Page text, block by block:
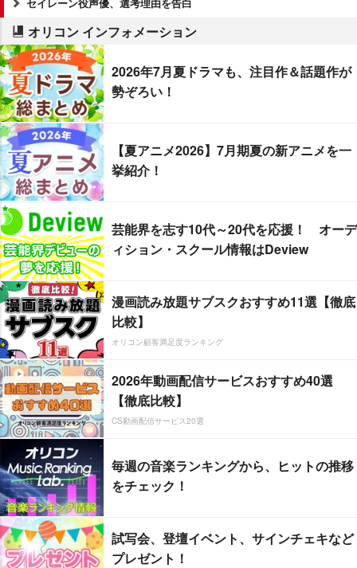
オリコン インフォメーション
2026年7月夏ドラマも、注目作＆話題作が
勢ぞろい！
【夏アニメ2026】7月期夏の新アニメを一
挙紹介！
芸能界を志す10代～20代を応援！ オーデ
ィション・スクール情報はDeview
漫画読み放題サブスクおすすめ11選【徹底
比較】
オリコン顧客満足度ランキング
2026年動画配信サービスおすすめ40選
【徹底比較】
CS動画配信サービス20選
毎週の音楽ランキングから、ヒットの推移
をチェック！
試写会、登壇イベント、サインチェキなど
プレゼント！